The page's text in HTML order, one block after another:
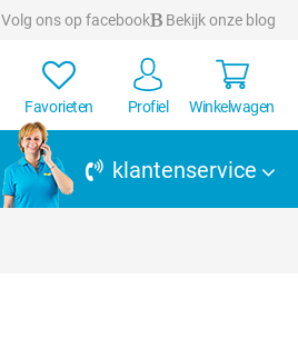
Volg ons op facebook Bekijk onze blog
Favorieten Profiel Winkelwagen
klantenservice